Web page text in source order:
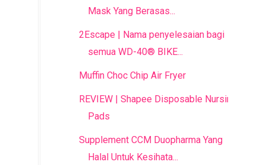
Mask Yang Berasas...
2Escape | Nama penyelesaian bagi
semua WD-40® BIKE...
Muffin Choc Chip Air Fryer
REVIEW | Shapee Disposable Nursing
Pads
Supplement CCM Duopharma Yang
Halal Untuk Kesihata...